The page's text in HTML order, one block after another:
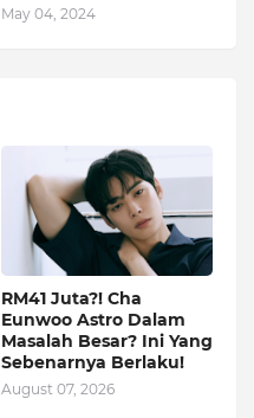
May 04, 2024
RM41 Juta?! Cha
Eunwoo Astro Dalam
Masalah Besar? Ini Yang
Sebenarnya Berlaku!
August 07, 2026